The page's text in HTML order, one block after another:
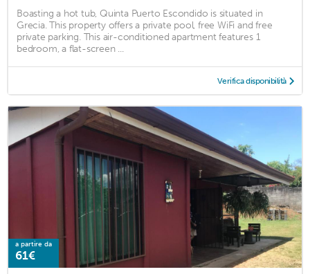
Boasting a hot tub, Quinta Puerto Escondido is situated in
Grecia. This property offers a private pool, free WiFi and free
private parking. This air-conditioned apartment features 1
bedroom, a flat-screen ...
Verifica disponibilità
a partire da
61€